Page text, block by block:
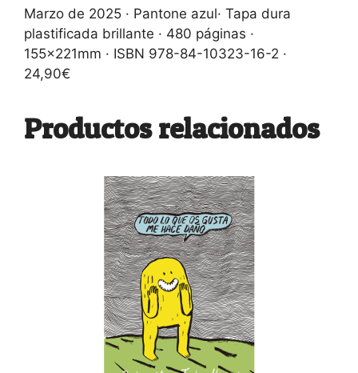
Marzo de 2025 · Pantone azul· Tapa dura
plastificada brillante · 480 páginas ·
155x221mm · ISBN 978-84-10323-16-2 ·
24,90€
Productos relacionados